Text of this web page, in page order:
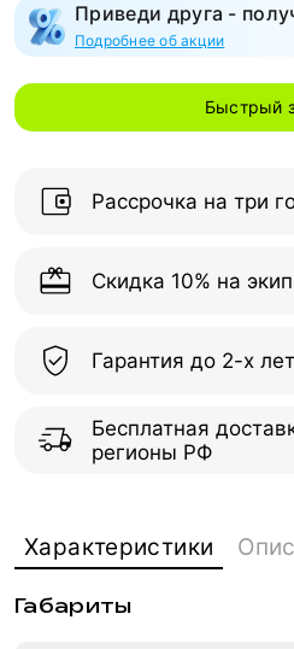
Приведи друга -
Подробнее об акции
Быстрый
Рассрочка на три
Скидка 10% на
Гарантия до 2-х лет
Бесплатная
регионы РФ
Характеристики
Габариты